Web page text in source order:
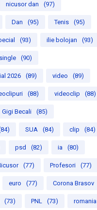
nicusor dan (97)
Dan (95) Tenis (95)
(93) ilie bolojan (93)
single (90)
2026 (89) video (89)
(88) videoclip (88)
Gigi Becali (85)
SUA (84) clip (84)
psd (82) ia (80)
(77) Profesori (77)
euro (77) Corona Brasov
(73) PNL (73) romania